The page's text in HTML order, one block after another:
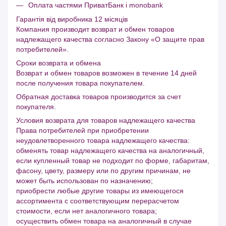
Оплата частями ПриватБанк і monobank
Гарантія від виробника 12 місяців
Компания производит возврат и обмен товаров
надлежащего качества согласно Закону «О защите прав
потребителей».
Сроки возврата и обмена
Возврат и обмен товаров возможен в течение 14 дней
после получения товара покупателем.
Обратная доставка товаров производится за счет
покупателя.
Условия возврата для товаров надлежащего качества
Права потребителей при приобретении
неудовлетворенного товара надлежащего качества:
обменять товар надлежащего качества на аналогичный,
если купленный товар не подходит по форме, габаритам,
фасону, цвету, размеру или по другим причинам, не
может быть использован по назначению;
приобрести любые другие товары из имеющегося
ассортимента с соответствующим перерасчетом
стоимости, если нет аналогичного товара;
осуществить обмен товара на аналогичный в случае